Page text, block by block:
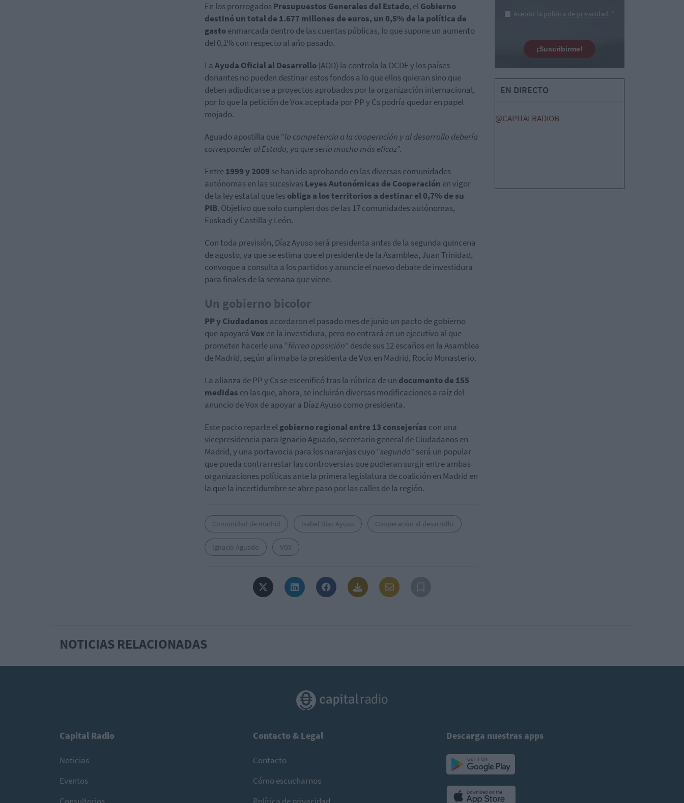
En los prorrogadosPresupuestos Generales del Estado, elGobierno
destinó un total de 1.677 millones de euros, un 0,5% de la política de
gastoenmarcada dentro de las cuentas públicas, lo que supone un aumento
del 0,1% con respecto al año pasado.
La Ayuda Oficial al Desarrollo(AOD) la controla la OCDE y los países
donantes no pueden destinar estos fondos a lo que ellos quieran sino que
deben adjudicarse a proyectos aprobados por la organización internacional,
por lo que la petición de Vox aceptada por PP y Cs podría quedar en papel
mojado.
Aguado apostilla que “la competencia a la cooperación y al desarrollo debería
corresponder al Estado, ya que sería mucho más eficaz”.
Entre1999 y 2009 se han ido aprobando en las diversas comunidades
autónomas en las sucesivasLeyes Autonómicas de Cooperación en vigor
de la ley estatal que lesobliga a los territorios a destinar el 0,7% de su
PIB. Objetivo que solo cumplen dos de las 17 comunidades autónomas,
Euskadi y Castilla y León.
Con toda previsión, Díaz Ayuso será presidenta antes de la segunda quincena
de agosto, ya que se estima que el presidente de la Asamblea, Juan Trinidad,
convoque a consulta a los partidos y anuncie el nuevo debate de investidura
para finales de la semana que viene.
Un gobierno bicolor
PP y Ciudadanos acordaron el pasado mes de junio un pacto de gobierno
que apoyará Vox en la investidura, pero no entrará en un ejecutivo al que
prometen hacerle una “férrea oposición” desde sus 12 escaños en la Asamblea
de Madrid, según afirmaba la presidenta de Vox en Madrid, Rocío Monasterio.
La alianza de PP y Cs se escenificó tras la rúbrica de un documento de 155
medidas en las que, ahora, se incluirán diversas modificaciones a raíz del
anuncio de Vox de apoyar a Díaz Ayuso como presidenta.
Este pacto reparte elgobierno regional entre 13 consejerías con una
vicepresidencia para Ignacio Aguado, secretario general de Ciudadanos en
Madrid, y una portavocia para los naranjas cuyo “segundo” será un popular
que pueda contrarrestar las controversias que pudieran surgir entre ambas
organizaciones políticas ante la primera legislatura de coalición en Madrid en
la que la incertidumbre se abre paso por las calles de la región.
Comunidad de madrid Isabel Díaz Ayuso Cooperación al desarrollo
Ignacio Aguado VOX
Acepto la política de privacidad. *
¡Suscribirme!
EN DIRECTO
@CAPITALRADIOB
NOTICIAS RELACIONADAS
Capital Radio
Noticias
Eventos
Contacto & Legal
Contacto
Cómo escucharnos
Descarga nuestras apps